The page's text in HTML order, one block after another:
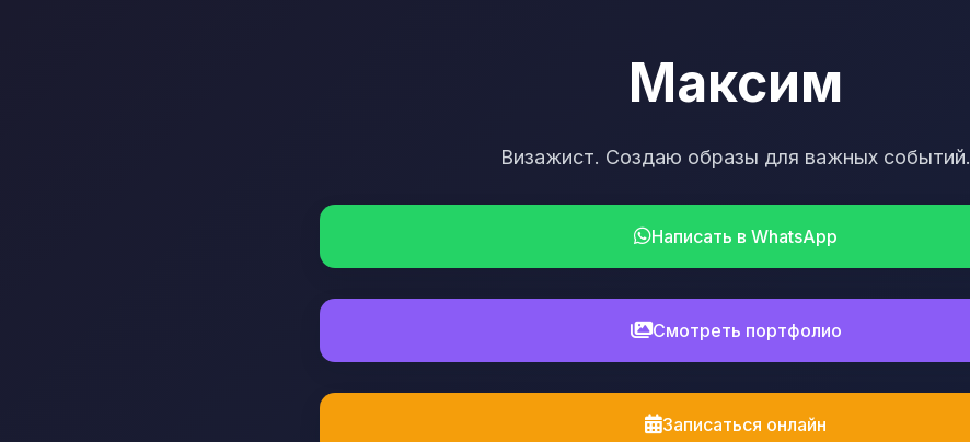
Максим
Визажист. Создаю образы для важных событий.
Написать в WhatsApp
Смотреть портфолио
Записаться онлайн